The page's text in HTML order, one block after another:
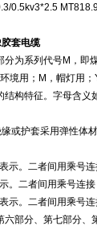
0.5kv3*2.5
套电缆
为系列代号M，
境用；M，帽灯用；
构特征。字母含
或护套采用弹性体
示。二者间用乘号连
。二者间用乘号连接
示。二者间用乘号连
部分、第七部分、